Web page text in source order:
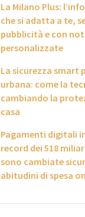
La Milano Plus:
che si adatta a te,
pubblicità e con
personalizzate
La sicurezza smart
urbana: come la
cambiando la
casa
Pagamenti digitali
record dei 518
sono cambiate
abitudini di spesa